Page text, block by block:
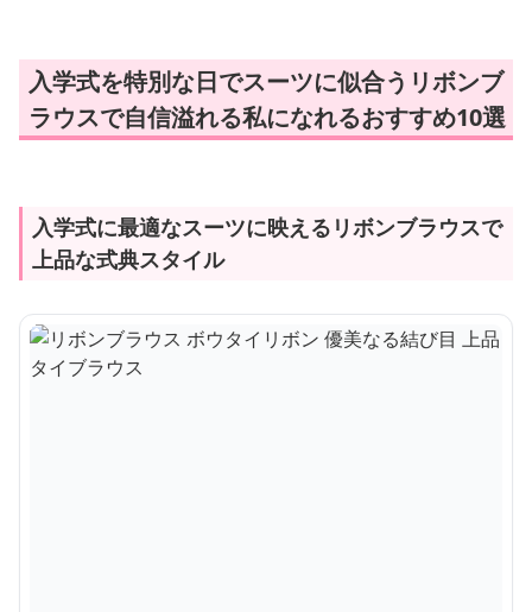
入学式を特別な日でスーツに似合うリボンブ
ラウスで自信溢れる私になれるおすすめ10選
入学式に最適なスーツに映えるリボンブラウスで
上品な式典スタイル